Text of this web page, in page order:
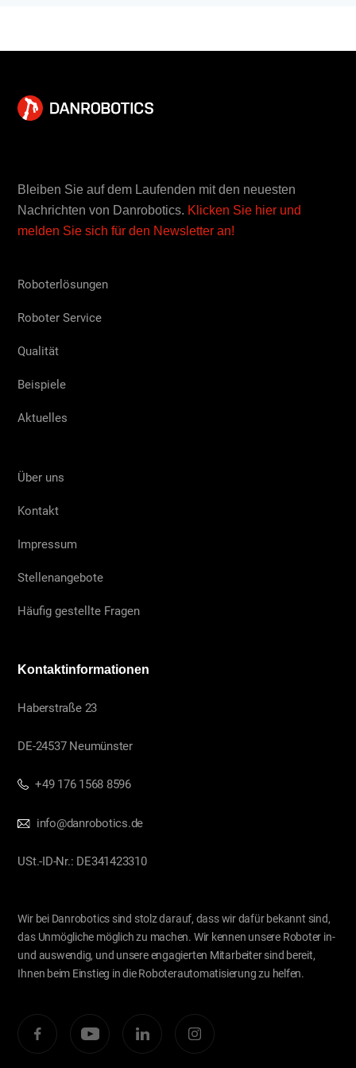
stärken.
Bleiben Sie auf dem Laufenden mit den neuesten
Nachrichten von Danrobotics. Klicken Sie hier und
melden Sie sich für den Newsletter an!
Roboterlösungen
Roboter Service
Qualität
Beispiele
Aktuelles
Über uns
Kontakt
Impressum
Stellenangebote
Häufig gestellte Fragen
Kontaktinformationen
Haberstraße 23
DE-24537 Neumünster
+49 176 1568 8596
info@danrobotics.de
USt.-ID-Nr.: DE341423310
Wir bei Danrobotics sind stolz darauf, dass wir dafür bekannt sind,
das Unmögliche möglich zu machen. Wir kennen unsere Roboter in-
und auswendig, und unsere engagierten Mitarbeiter sind bereit,
Ihnen beim Einstieg in die Roboterautomatisierung zu helfen.